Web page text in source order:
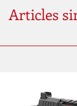
Articles